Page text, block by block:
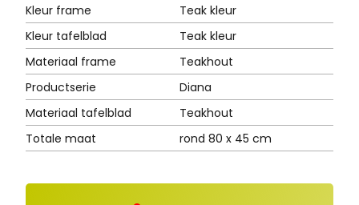
Kleur frame
Teak kleur
Kleur tafelblad
Teak kleur
Materiaal frame
Teakhout
Productserie
Diana
Materiaal tafelblad
Teakhout
Totale maat
rond 80 x 45 cm